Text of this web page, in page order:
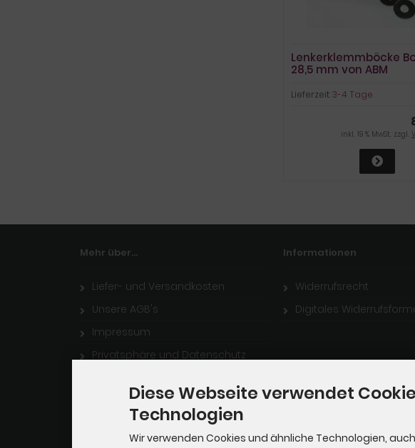
Lenkerklemmböcke
28,5 mm von ABM
Lieferzeit:3-4 Tage
inkl. 19 % MwSt. zzgl.
Mehr über...
Liefer- und Versandkosten
Unsere AGB's
Impressum
Privatsphäre und Datenschutz
Cookie Einstellungen
Informationen
Widerrufsrecht
Digitales
Diese Webseite verwendet
Technologien
Wir verwenden Cookies und ähnliche Technologien,